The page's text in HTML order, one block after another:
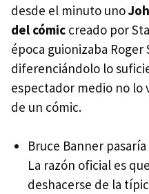
desde el minuto uno
del cómic creado por
época guionizaba
diferenciándolo lo
espectador medio no lo
de un cómic.
Bruce Banner
La razón oficial es
deshacerse de la